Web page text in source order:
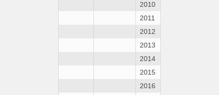
2010
2011
2012
2013
2014
2015
2016